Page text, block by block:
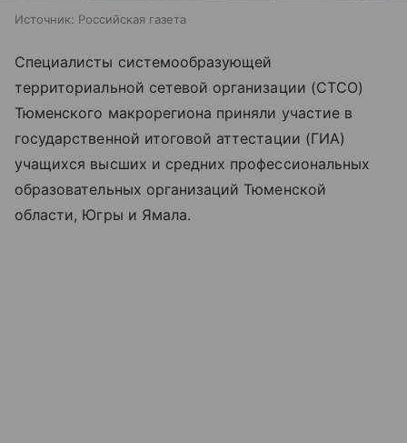
Источник: Российская газета
Специалисты системообразующей
территориальной сетевой организации (СТСО)
Тюменского макрорегиона приняли участие в
государственной итоговой аттестации (ГИА)
учащихся высших и средних профессиональных
образовательных организаций Тюменской
области, Югры и Ямала.